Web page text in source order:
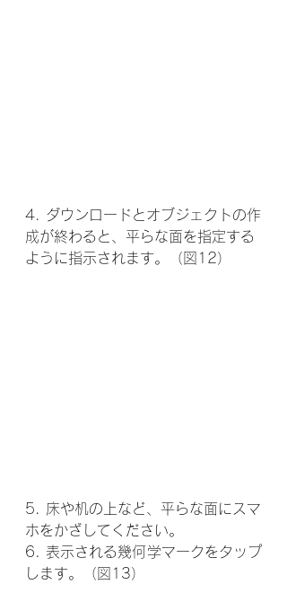
4. ダウンロードとオブジェクトの作
成が終わると、平らな面を指定する
ように指示されます。（図12）
5. 床や机の上など、平らな面にスマ
ホをかざしてください。
6. 表示される幾何学マークをタップ
します。（図13）